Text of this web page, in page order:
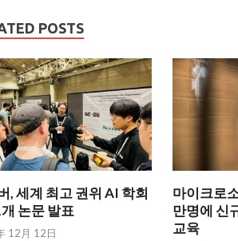
POSTS
, 세계 최고 권위 AI 학회
논문 발표
12月 12日
마이크로
만명에 신
교육